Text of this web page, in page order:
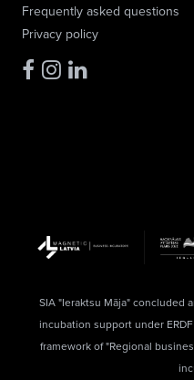
Frequently asked questions
Privacy policy
SIA "Ieraktsu Māja" concluded
incubation support under
framework of "Regional